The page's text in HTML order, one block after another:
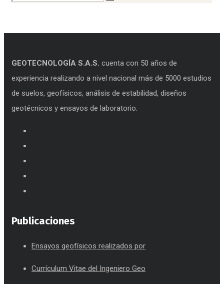
GEOTECNOLOGÍA S.A.S. cuenta con 50 años de
experiencia realizando a nivel nacional más de 5000 estudios
de suelos, geofísicos, análisis de estabilidad, diseños
geotécnicos y ensayos de laboratorio.
Publicaciones
Ensayos geofísicos realizados por
Currículum Vitae del Ingeniero Geo